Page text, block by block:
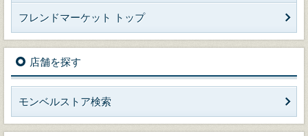
フレンドマーケット トップ
店舗を探す
モンベルストア検索